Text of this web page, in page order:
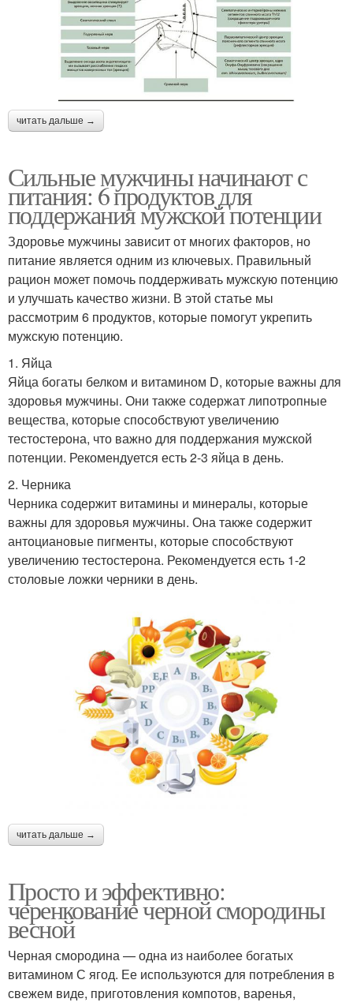
читать дальше →
Сильные мужчины начинают с
питания: 6 продуктов для
поддержания мужской потенции
Здоровье мужчины зависит от многих факторов, но
питание является одним из ключевых. Правильный
рацион может помочь поддерживать мужскую потенцию
и улучшать качество жизни. В этой статье мы
рассмотрим 6 продуктов, которые помогут укрепить
мужскую потенцию.
1. Яйца
Яйца богаты белком и витамином D, которые важны для
здоровья мужчины. Они также содержат липотропные
вещества, которые способствуют увеличению
тестостерона, что важно для поддержания мужской
потенции. Рекомендуется есть 2-3 яйца в день.
2. Черника
Черника содержит витамины и минералы, которые
важны для здоровья мужчины. Она также содержит
антоциановые пигменты, которые способствуют
увеличению тестостерона. Рекомендуется есть 1-2
столовые ложки черники в день.
читать дальше →
Просто и эффективно:
черенкование черной смородины
весной
Черная смородина — одна из наиболее богатых
витамином С ягод. Ее используются для потребления в
свежем виде, приготовления компотов, варенья,